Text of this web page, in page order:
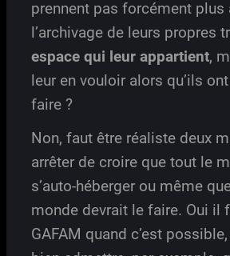
prennent pas forcément plus
l’archivage de leurs propres
espace qui leur appartient,
leur en vouloir alors qu’ils
faire ?
Non, faut être réaliste deux
arrêter de croire que tout le
s’auto-héberger ou même
monde devrait le faire. Oui il
GAFAM quand c’est